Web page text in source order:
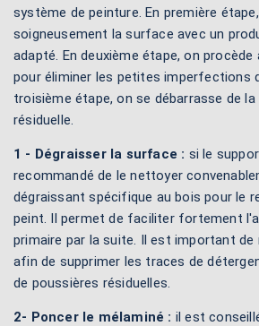
système de peinture. En première
soigneusement la surface avec un
adapté. En deuxième étape, on procède
pour éliminer les petites imperfections
troisième étape, on se débarrasse de la
résiduelle.
1 - Dégraisser la surface : si le
recommandé de le nettoyer
dégraissant spécifique au bois pour le
peint. Il permet de faciliter fortement
primaire par la suite. Il est important
afin de supprimer les traces de
de poussières résiduelles.
2- Poncer le mélaminé : il est